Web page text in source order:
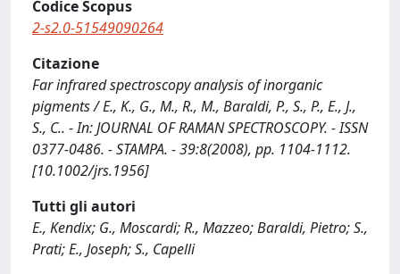
Codice Scopus
2-s2.0-51549090264
Citazione
Far infrared spectroscopy analysis of inorganic
pigments / E., K., G., M., R., M., Baraldi, P., S., P., E., J.,
S., C.. - In: JOURNAL OF RAMAN SPECTROSCOPY. - ISSN
0377-0486. - STAMPA. - 39:8(2008), pp. 1104-1112.
[10.1002/jrs.1956]
Tutti gli autori
E., Kendix; G., Moscardi; R., Mazzeo; Baraldi, Pietro; S.,
Prati; E., Joseph; S., Capelli